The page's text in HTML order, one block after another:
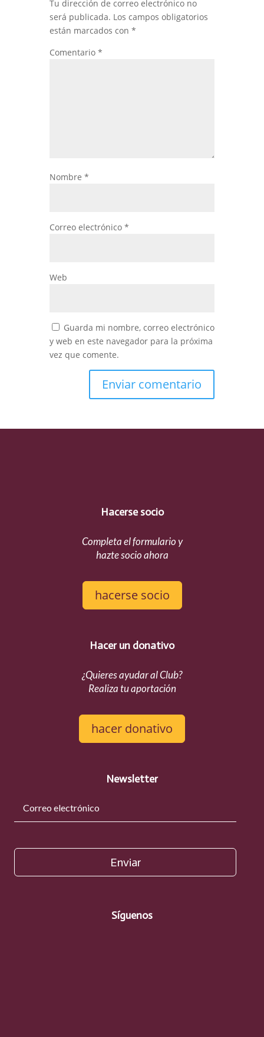
Tu dirección de correo electrónico no
será publicada. Los campos obligatorios
están marcados con *
Comentario *
Nombre *
Correo electrónico *
Web
Guarda mi nombre, correo electrónico
y web en este navegador para la próxima
vez que comente.
Hacerse socio
Completa el formulario y
hazte socio ahora
hacerse socio
Hacer un donativo
¿Quieres ayudar al Club?
Realiza tu aportación
hacer donativo
Newsletter
Enviar
Síguenos